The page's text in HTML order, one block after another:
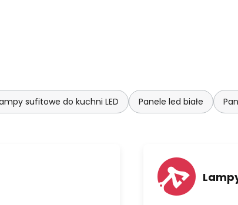
pod marką OSRAM,
z nowoczesnym
sufitowe do kuchni LED Panele led białe